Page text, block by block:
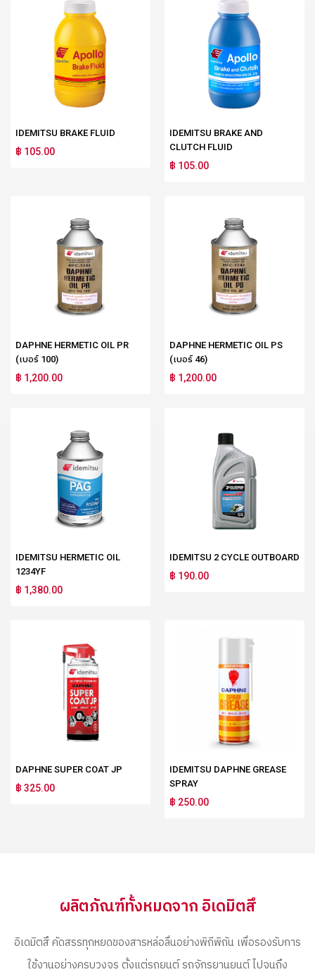
IDEMITSU BRAKE FLUID
฿ 105.00
IDEMITSU BRAKE AND
CLUTCH FLUID
฿ 105.00
DAPHNE HERMETIC OIL PR
(เบอร์ 100)
฿ 1,200.00
DAPHNE HERMETIC OIL PS
(เบอร์ 46)
฿ 1,200.00
IDEMITSU HERMETIC OIL
1234YF
฿ 1,380.00
IDEMITSU 2 CYCLE OUTBOARD
฿ 190.00
DAPHNE SUPER COAT JP
฿ 325.00
IDEMITSU DAPHNE GREASE
SPRAY
฿ 250.00
ผลิตภัณฑ์ทั้งหมดจาก อิเดมิตสึ
อิเดมิตสึ คัดสรรทุกหยดของสารหล่อลื่นอย่างพิถีพิถัน เพื่อรองรับการ
ใช้งานอย่างครบวงจร ตั้งแต่รถยนต์ รถจักรยานยนต์ ไปจนถึง